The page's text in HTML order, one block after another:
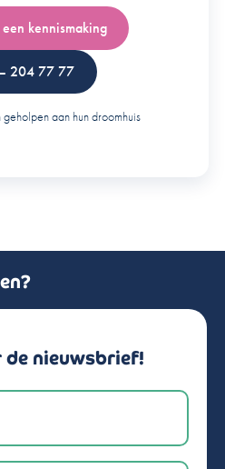
kennismaking
204 77 77
aan hun droomhuis
nieuwsbrief!